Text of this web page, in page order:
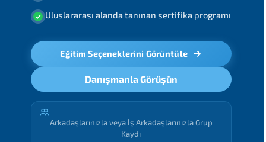
Uluslararası alanda tanınan sertifika programı
Eğitim Seçeneklerini Görüntüle
Danışmanla Görüşün
Arkadaşlarınızla veya İş Arkadaşlarınızla Grup
Kaydı